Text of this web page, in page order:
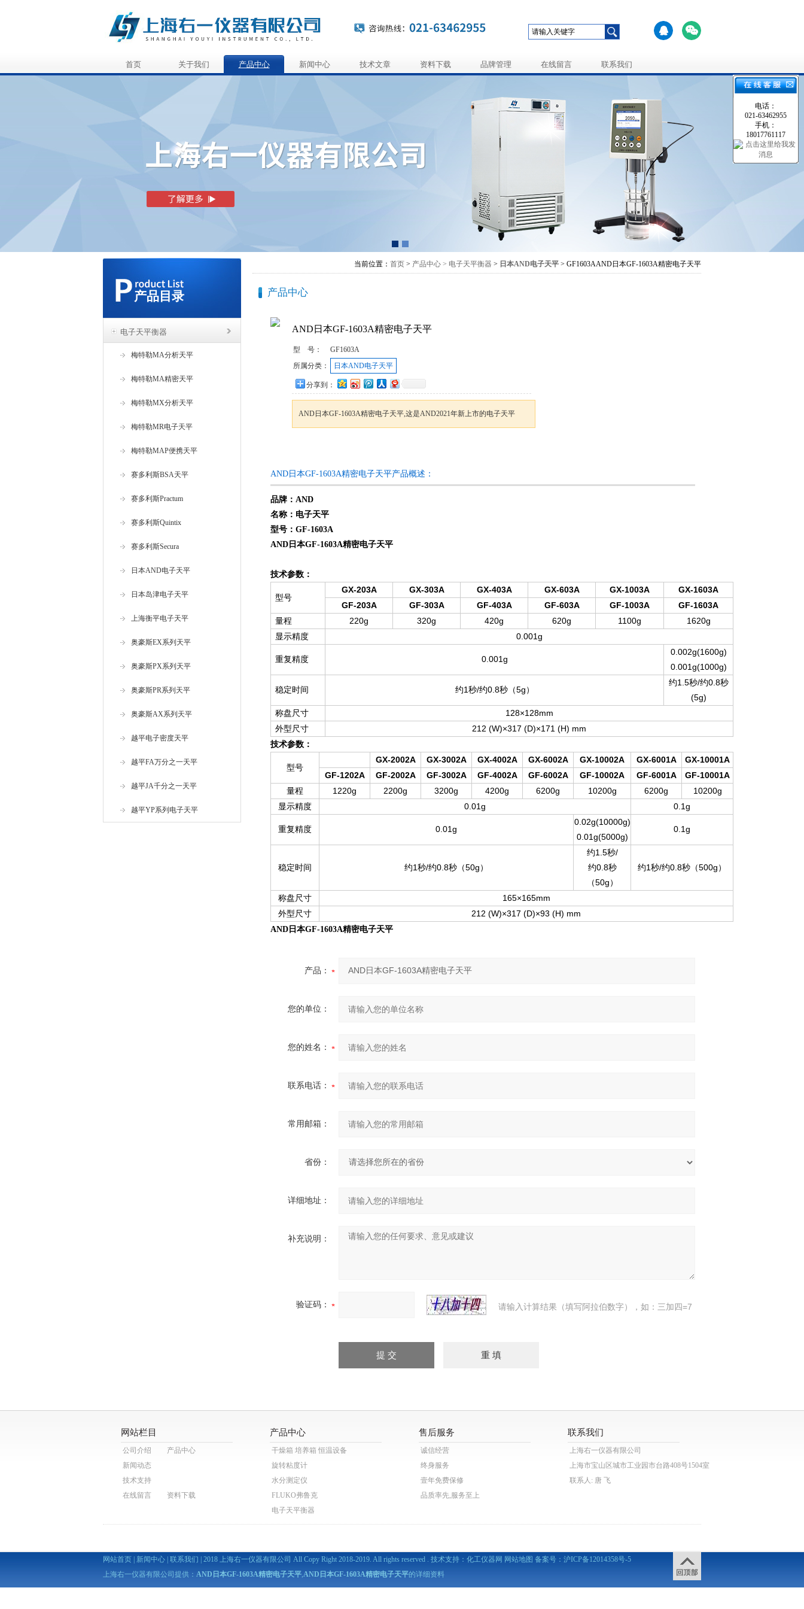
首页 关于我们 产品中心 新闻中心 技术文章 资料下载 品牌管理 在线留言 联系我们
产品目录
电子天平衡器
梅特勒MA分析天平
梅特勒MA精密天平
梅特勒MX分析天平
梅特勒MR电子天平
梅特勒MAP便携天平
赛多利斯BSA天平
赛多利斯Practum
赛多利斯Quintix
赛多利斯Secura
日本AND电子天平
日本岛津电子天平
上海衡平电子天平
奥豪斯EX系列天平
奥豪斯PX系列天平
奥豪斯PR系列天平
奥豪斯AX系列天平
越平电子密度天平
越平FA万分之一天平
越平JA千分之一天平
越平YP系列电子天平
当前位置： 首页 > 产品中心 > 电子天平衡器 > 日本AND电子天平 > GF1603AAND日本GF-1603A精密电子天平
产品中心
AND日本GF-1603A精密电子天平
型 号：
GF1603A
所属分类：
日本AND电子天平
分享到：
AND日本GF-1603A精密电子天平,这是AND2021年新上市的电子天平
AND日本GF-1603A精密电子天平产品概述：
品牌：AND
名称：电子天平
型号：GF-1603A
AND日本GF-1603A精密电子天平
技术参数：
型号
GX-203A GX-303A GX-403A GX-603A GX-1003A
GX-1603A
GF-203A
GF-303A GF-403A GF-603A GF-1003A GF-1603A
量程 220g 320g 420g 620g 1100g 1620g
显示精度 0.001g
重复精度 0.001g
0.002g(1600g)
0.001g(1000g)
稳定时间 约1秒/约0.8秒（5g ）
约1.5秒/约0.8秒
(5g)
称盘尺寸 128×128mm
外型尺寸 212 (W)×317 (D)×171 (H) mm
技术参数：
型号
GX-2002A GX-3002A GX-4002A GX-6002A GX-10002A GX-6001A
GX-10001A
GF-1202A
GF-2002A GF-3002A GF-4002A GF-6002A GF-10002A GF-6001A GF-10001A
量程 1220g 2200g 3200g 4200g 6200g 10200g 6200g 10200g
显示精度 0.01g 0.1g
重复精度 0.01g
0.02g(10000g)
0.01g(5000g)
0.1g
稳定时间 约1 秒/约0.8秒（50g ）
约1.5秒/
约0.8秒
（50g ）
约1 秒/约0.8秒（500g ）
称盘尺寸 165×165mm
外型尺寸 212 (W)×317 (D)×93 (H) mm
AND日本GF-1603A精密电子天平
产品：
您的单位：
您的姓名：
联系电话：
常用邮箱：
省份：
详细地址：
补充说明：
验证码： 请输入计算结果（填写阿拉伯数字），如：三加四=7
网站栏目
公司介绍
产品中心
新闻动态
技术支持
在线留言
资料下载
产品中心
干燥箱 培养箱 恒温设备
旋转粘度计
水分测定仪
FLUKO弗鲁克
电子天平衡器
售后服务
诚信经营
终身服务
壹年免费保修
品质率先,服务至上
联系我们
上海右一仪器有限公司
上海市宝山区城市工业园市台路408号1504室
联系人: 唐 飞
网站首页 新闻中心 联系我们 | 2018 上海右一仪器有限公司 All Copy Right 2018-2019. All rights reserved . 技术支持： 化工仪器网 网站地图 备案号： 沪ICP备12014358号-5
上海右一仪器有限公司提供： AND日本GF-1603A精密电子天平,AND日本GF-1603A精密电子天平的详细资料
电话：
021-63462955
手机：
18017761117